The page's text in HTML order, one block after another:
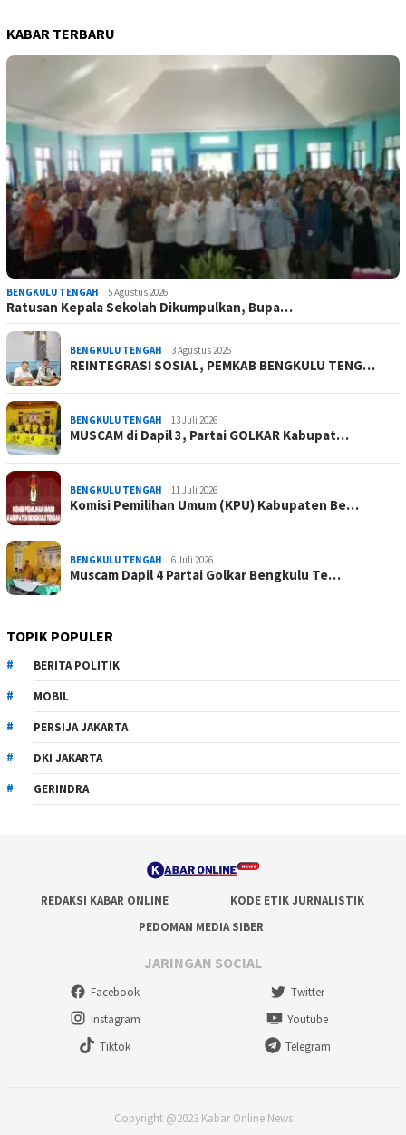
KABAR TERBARU
BENGKULU TENGAH 5 Agustus 2026
Ratusan Kepala Sekolah Dikumpulkan, Bupa…
BENGKULU TENGAH 3 Agustus 2026
REINTEGRASI SOSIAL, PEMKAB BENGKULU TENG…
BENGKULU TENGAH 13 Juli 2026
MUSCAM di Dapil 3, Partai GOLKAR Kabupat…
BENGKULU TENGAH 11 Juli 2026
Komisi Pemilihan Umum (KPU) Kabupaten Be…
BENGKULU TENGAH 6 Juli 2026
Muscam Dapil 4 Partai Golkar Bengkulu Te…
TOPIK POPULER
BERITA POLITIK
MOBIL
PERSIJA JAKARTA
DKI JAKARTA
GERINDRA
REDAKSI KABAR ONLINE
KODE ETIK JURNALISTIK
PEDOMAN MEDIA SIBER
JARINGAN SOCIAL
Facebook
Twitter
Instagram
Youtube
Tiktok
Telegram
Copyright @2023 Kabar Online News